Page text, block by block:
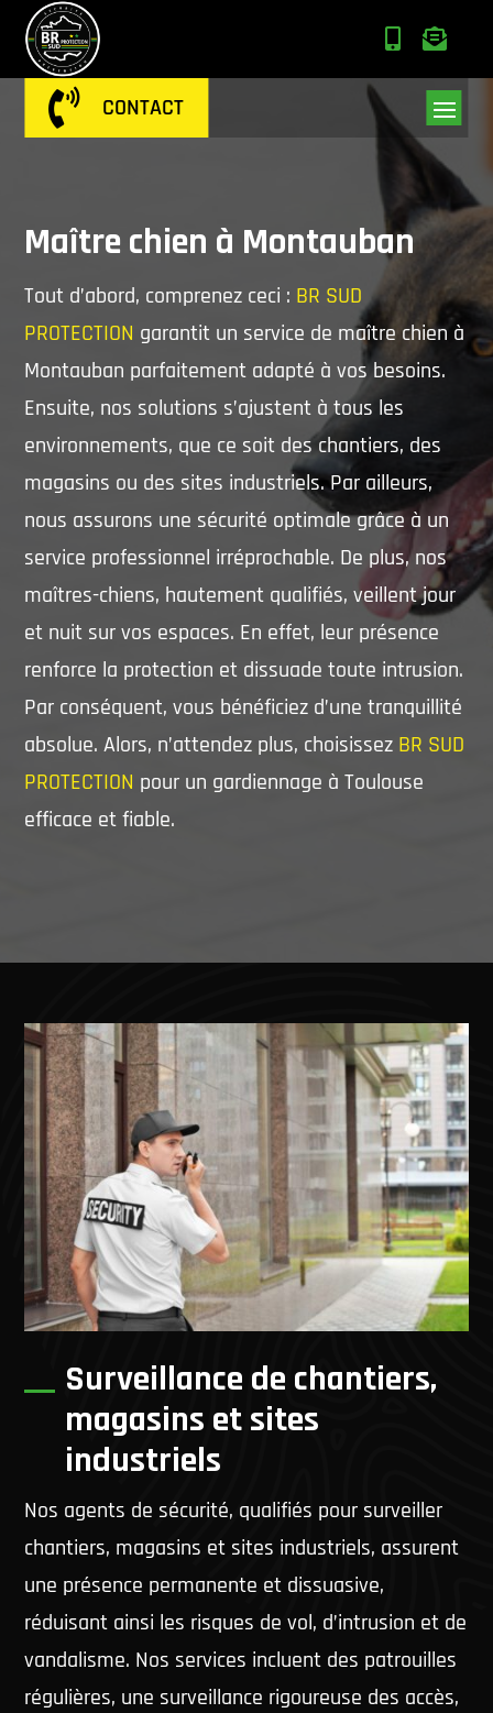
 
 CONTACT
Maître chien à Montauban
Tout d’abord, comprenez ceci : BR SUD
PROTECTION garantit un service de maître chien à
Montauban parfaitement adapté à vos besoins.
Ensuite, nos solutions s’ajustent à tous les
environnements, que ce soit des chantiers, des
magasins ou des sites industriels. Par ailleurs,
nous assurons une sécurité optimale grâce à un
service professionnel irréprochable. De plus, nos
maîtres-chiens, hautement qualifiés, veillent jour
et nuit sur vos espaces. En effet, leur présence
renforce la protection et dissuade toute intrusion.
Par conséquent, vous bénéficiez d’une tranquillité
absolue. Alors, n’attendez plus, choisissez BR SUD
PROTECTION pour un gardiennage à Toulouse
efficace et fiable.
Surveillance de chantiers,
magasins et sites
industriels
Nos agents de sécurité, qualifiés pour surveiller
chantiers, magasins et sites industriels, assurent
une présence permanente et dissuasive,
réduisant ainsi les risques de vol, d’intrusion et de
vandalisme. Nos services incluent des patrouilles
régulières, une surveillance rigoureuse des accès,